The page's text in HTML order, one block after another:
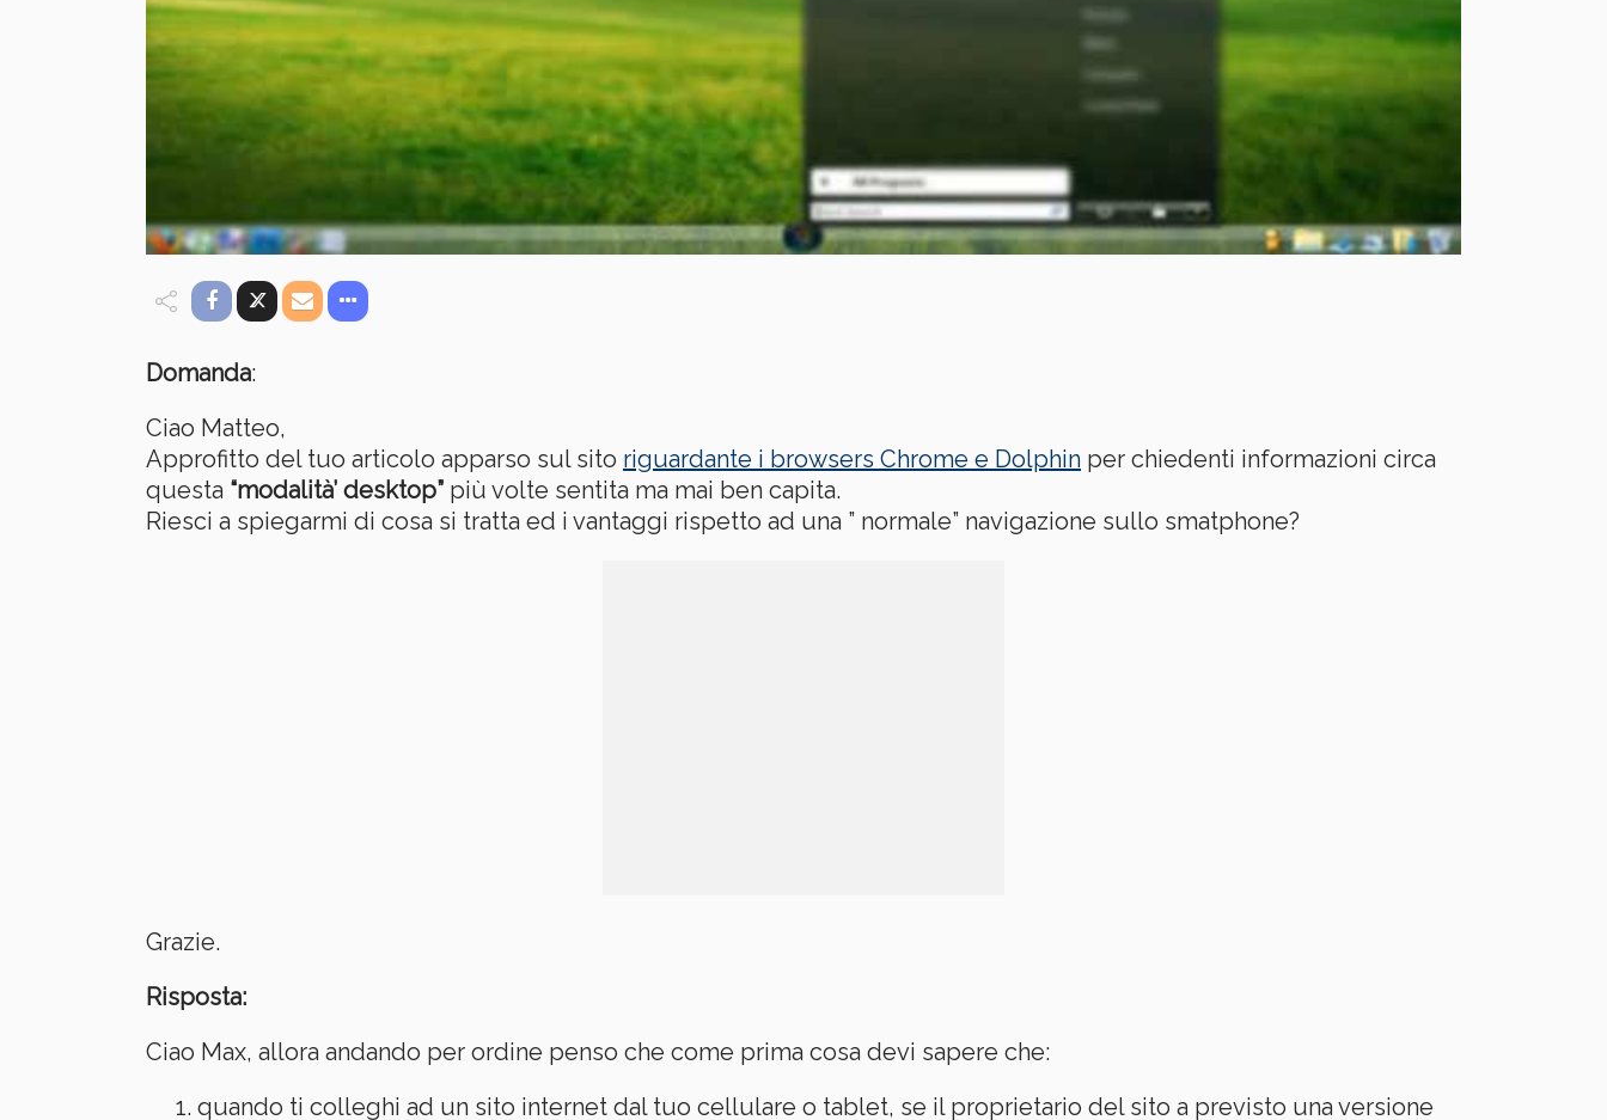
Domanda:
Ciao Matteo,
Approfitto del tuo articolo apparso sul sito riguardante i browsers Chrome e Dolphin per chiedenti informazioni circa
questa “modalità’ desktop” più volte sentita ma mai ben capita.
Riesci a spiegarmi di cosa si tratta ed i vantaggi rispetto ad una ” normale” navigazione sullo smatphone?
Grazie.
Risposta:
Ciao Max, allora andando per ordine penso che come prima cosa devi sapere che:
quando ti colleghi ad un sito internet dal tuo cellulare o tablet, se il proprietario del sito a previsto una versione